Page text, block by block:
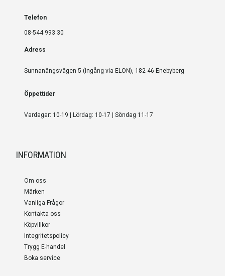
Telefon
08-544 993 30
Adress
Sunnanängsvägen 5 (Ingång via ELON), 182 46 Enebyberg
Öppettider
Vardagar: 10-19 | Lördag: 10-17 | Söndag 11-17
INFORMATION
Om oss
Märken
Vanliga Frågor
Kontakta oss
Köpvillkor
Integritetspolicy
Trygg E-handel
Boka service